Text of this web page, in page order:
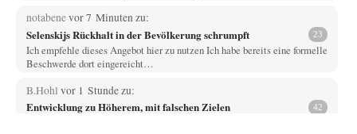
notabenevor 7 Minuten zu:
Selenskijs Rückhalt in der Bevölkerung schrumpft 23
Ich empfehle dieses Angebot hier zu nutzen Ich habe bereits eine formelle
Beschwerde dort eingereicht…
B.Hohl vor 1 Stunde zu:
Entwicklung zu Höherem, mit falschen Zielen 42